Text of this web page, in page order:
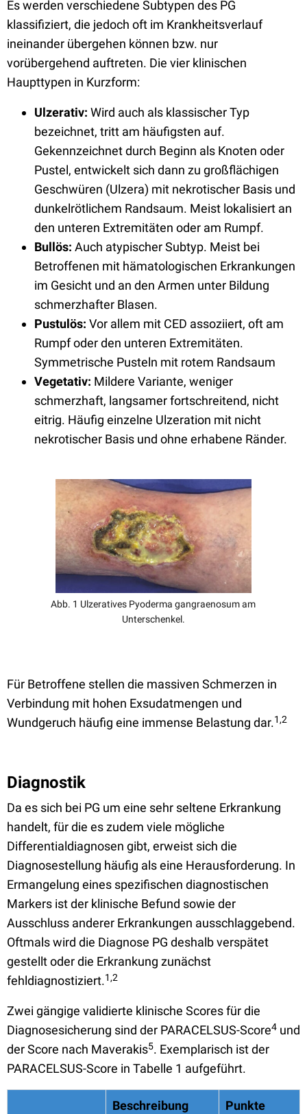
Es werden verschiedene Subtypen des PG
klassifiziert, die jedoch oft im Krankheitsverlauf
ineinander übergehen können bzw. nur
vorübergehend auftreten. Die vier klinischen
Haupttypen in Kurzform:
Ulzerativ: Wird auch als klassischer Typ
bezeichnet, tritt am häufigsten auf.
Gekennzeichnet durch Beginn als Knoten oder
Pustel, entwickelt sich dann zu großflächigen
Geschwüren (Ulzera) mit nekrotischer Basis und
dunkelrötlichem Randsaum. Meist lokalisiert an
den unteren Extremitäten oder am Rumpf.
Bullös: Auch atypischer Subtyp. Meist bei
Betroffenen mit hämatologischen Erkrankungen
im Gesicht und an den Armen unter Bildung
schmerzhafter Blasen.
Pustulös: Vor allem mit CED assoziiert, oft am
Rumpf oder den unteren Extremitäten.
Symmetrische Pusteln mit rotem Randsaum
Vegetativ: Mildere Variante, weniger
schmerzhaft, langsamer fortschreitend, nicht
eitrig. Häufig einzelne Ulzeration mit nicht
nekrotischer Basis und ohne erhabene Ränder.
Abb. 1 Ulzeratives Pyoderma gangraenosum am
Unterschenkel.
Für Betroffene stellen die massiven Schmerzen in
Verbindung mit hohen Exsudatmengen und
Wundgeruch häufig eine immense Belastung dar.1,2
Diagnostik
Da es sich bei PG um eine sehr seltene Erkrankung
handelt, für die es zudem viele mögliche
Differentialdiagnosen gibt, erweist sich die
Diagnosestellung häufig als eine Herausforderung. In
Ermangelung eines spezifischen diagnostischen
Markers ist der klinische Befund sowie der
Ausschluss anderer Erkrankungen ausschlaggebend.
Oftmals wird die Diagnose PG deshalb verspätet
gestellt oder die Erkrankung zunächst
fehldiagnostiziert.1,2
Zwei gängige validierte klinische Scores für die
Diagnosesicherung sind der PARACELSUS-Score4 und
der Score nach Maverakis5. Exemplarisch ist der
PARACELSUS-Score in Tabelle 1 aufgeführt.
Beschreibung Punkte